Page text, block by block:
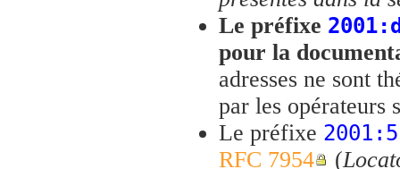
Le préfixe
pour la
adresses ne sont
par les opérateurs
Le préfixe
RFC 7954 (